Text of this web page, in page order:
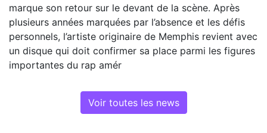
marque son retour sur le devant de la scène. Après
plusieurs années marquées par l’absence et les défis
personnels, l’artiste originaire de Memphis revient avec
un disque qui doit confirmer sa place parmi les figures
importantes du rap amér
Voir toutes les news